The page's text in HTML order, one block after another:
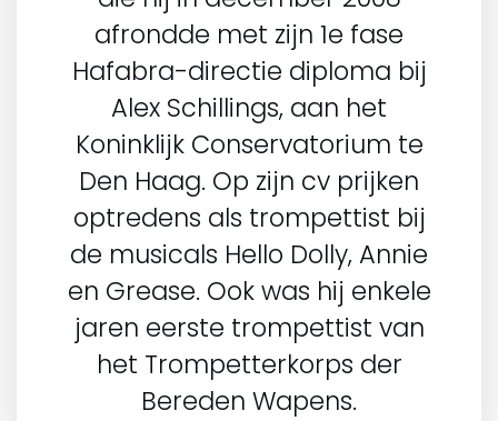
afrondde met zijn 1e fase
Hafabra-directie diploma bij
Alex Schillings, aan het
Koninklijk Conservatorium te
Den Haag. Op zijn cv prijken
optredens als trompettist bij
de musicals Hello Dolly, Annie
en Grease. Ook was hij enkele
jaren eerste trompettist van
het Trompetterkorps der
Bereden Wapens.